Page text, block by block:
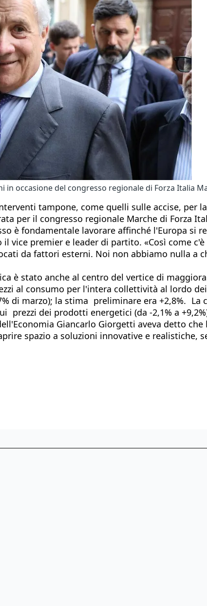
occasione del congresso regionale di Forza Italia
tampone, come quelli sulle accise, per
per il congresso regionale Marche di Forza
è fondamentale lavorare affinché l'Europa si
vice premier e leader di partito. «Così come
da fattori esterni. Noi non abbiamo nulla a
è stato anche al centro del vertice di
al consumo per l'intera collettività al lordo
di marzo); la stima preliminare era +2,8%.
prezzi dei prodotti energetici (da -2,1% a
Giancarlo Giorgetti aveva detto
spazio a soluzioni innovative e realistiche,